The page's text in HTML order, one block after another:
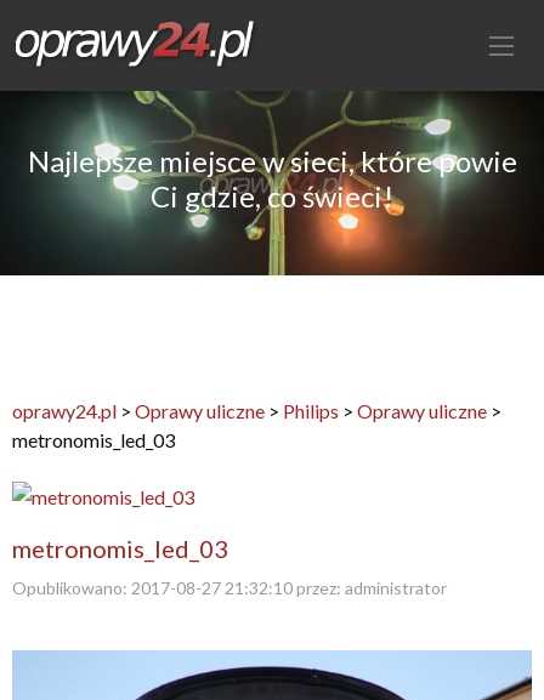
Najlepsze miejsce w sieci, które powie
Ci gdzie, co świeci!
oprawy24.pl > Oprawy uliczne > Philips > Oprawy uliczne >
metronomis_led_03
metronomis_led_03
Opublikowano: 2017-08-27 21:32:10przez: administrator